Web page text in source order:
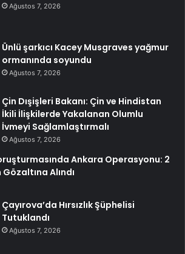
Ağustos 7, 2026
Ünlü şarkıcı Kacey Musgraves yağmur
ormanında soyundu
Ağustos 7, 2026
Çin Dışişleri Bakanı: Çin ve Hindistan
İkili İlişkilerde Yakalanan Olumlu
İvmeyi Sağlamlaştırmalı
Ağustos 7, 2026
Ankara Operasyonu: 2
Alındı
Çayırova’da Hırsızlık Şüphelisi
Tutuklandı
Ağustos 7, 2026